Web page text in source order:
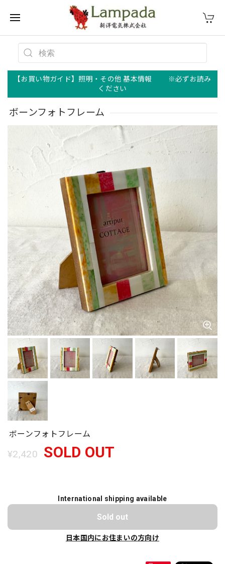
【お買い物ガイド】照明・その他 基本情報 ※必ずお読み
ください
ボーンフォトフレーム
ボーンフォトフレーム
¥2,420 SOLD OUT
International shipping available
Sold out
日本国内にお住まいの方向け